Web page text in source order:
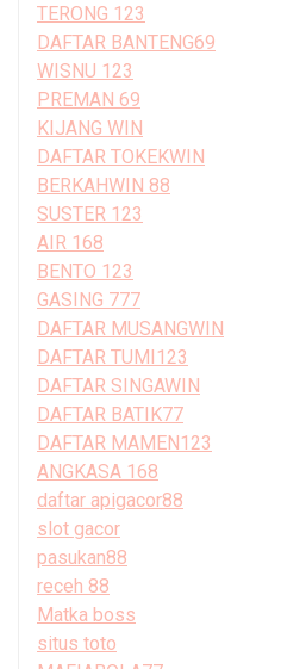
TERONG 123
DAFTAR BANTENG69
WISNU 123
PREMAN 69
KIJANG WIN
DAFTAR TOKEKWIN
BERKAHWIN 88
SUSTER 123
AIR 168
BENTO 123
GASING 777
DAFTAR MUSANGWIN
DAFTAR TUMI123
DAFTAR SINGAWIN
DAFTAR BATIK77
DAFTAR MAMEN123
ANGKASA 168
daftar apigacor88
slot gacor
pasukan88
receh 88
Matka boss
situs toto